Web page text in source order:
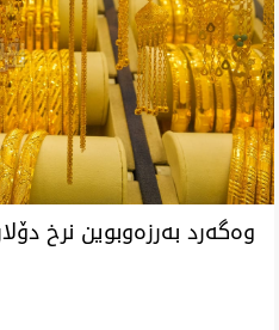
وەگەرد بەرزەوبوین نرخ